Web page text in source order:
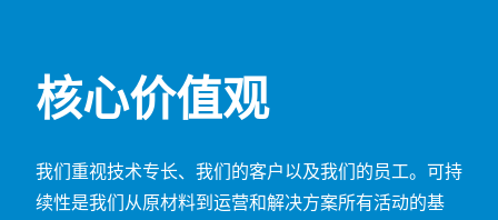
核心价值观
我们重视技术专长、我们的客户以及我们的员工。可持
续性是我们从原材料到运营和解决方案所有活动的基